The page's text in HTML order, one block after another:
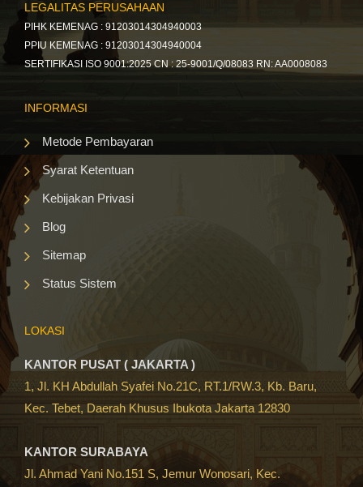
LEGALITAS PERUSAHAAN
PIHK KEMENAG : 91203014304940003
PPIU KEMENAG : 91203014304940004
SERTIFIKASI ISO 9001:2025 CN : 25-9001/Q/08083 RN: AA0008083
INFORMASI
Metode Pembayaran
Syarat Ketentuan
Kebijakan Privasi
Blog
Sitemap
Status Sistem
LOKASI
KANTOR PUSAT ( JAKARTA )
1, Jl. KH Abdullah Syafei No.21C, RT.1/RW.3, Kb. Baru,
Kec. Tebet, Daerah Khusus Ibukota Jakarta 12830
KANTOR SURABAYA
Jl. Ahmad Yani No.151 S, Jemur Wonosari, Kec.